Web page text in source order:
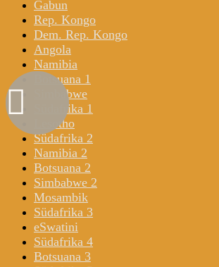
Gabun
Rep. Kongo
Dem. Rep. Kongo
Angola
Namibia
Botsuana 1
Simbabwe
Südafrika 1
Lesotho
Südafrika 2
Namibia 2
Botsuana 2
Simbabwe 2
Mosambik
Südafrika 3
eSwatini
Südafrika 4
Botsuana 3